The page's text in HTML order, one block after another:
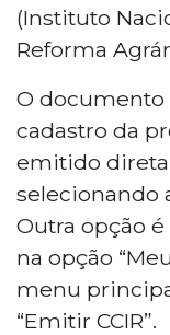
(Instituto
Reforma
O documento
cadastro da
emitido
selecionando
Outra opção
na opção
menu
“Emitir CCIR”.